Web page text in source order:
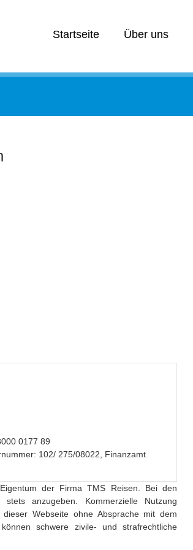
Startseite Über uns
0177 89
102/ 275/08022, Finanzamt
der Firma TMS Reisen. Bei den
stets anzugeben. Kommerzielle Nutzung
Webseite ohne Absprache mit dem
schwere zivile- und strafrechtliche